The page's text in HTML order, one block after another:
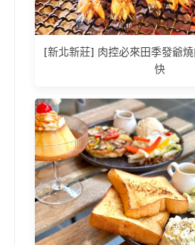
[新北新莊] 肉控必來田季發爺
快